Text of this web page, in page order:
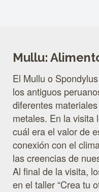
Mullu:
El Mullu o
los antiguos
diferentes
metales. En la visita
cuál era el valor de
conexión con el
las creencias de
Al final de la visita,
en el taller “Crea tu